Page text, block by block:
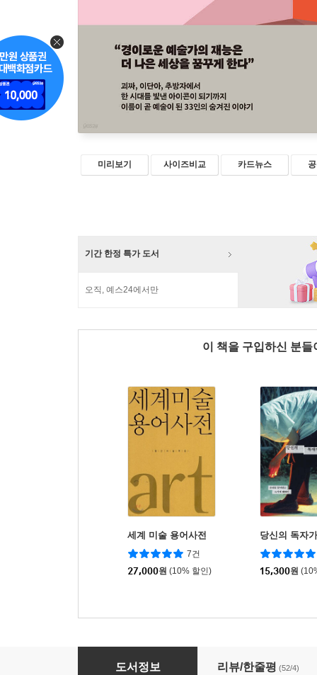
미리보기 사이즈비교 카드뉴스
기간 한정 특가 도서
오직, 예스24에서만
이 책을 구입하신 분
세계 미술 용어사전
7건
27,000원 (10% 할인)
당신의 독자
15,300원
예술가의 일
도서정보 리뷰/한줄평 (52/4)